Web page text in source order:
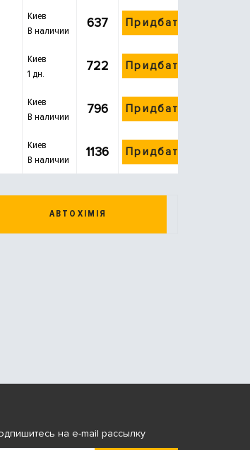
Киев
В наличии
637 Придбати
Киев
1 дн.
722 Придбати
Киев
В наличии
796 Придбати
Киев
В наличии
1136 Придбати
АВТОХІМІЯ
на e-mail рассылку